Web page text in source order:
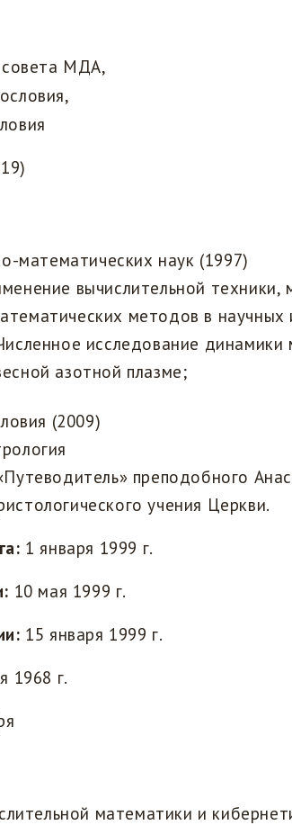
совета МДА,
математических наук (1997)
вычислительной техники,
методов в научных
исследование динамики
азотной плазме;
(2009)
преподобного
учения Церкви.
1 января 1999 г.
10 мая 1999 г.
15 января 1999 г.
1968 г.
математики и